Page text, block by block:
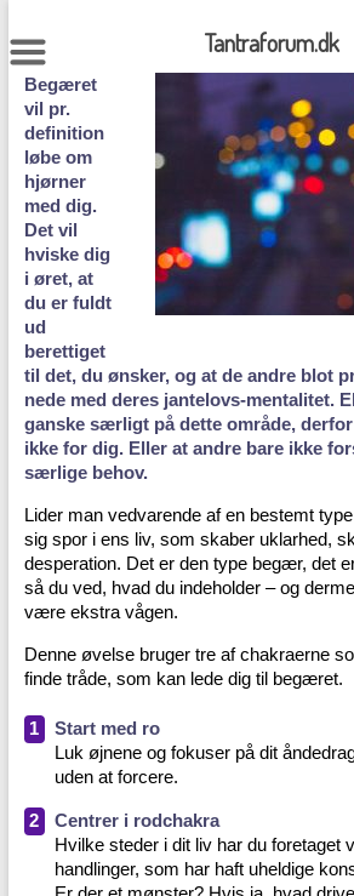
to
content
Begæret
vil pr.
definition
løbe om
hjørner
med dig.
Det vil
hviske dig
i øret, at
du er fuldt
ud
berettiget
til det, du ønsker, og at de andre blot
nede med deres jantelovs-mentalitet.
ganske særligt på dette område,
ikke for dig. Eller at andre bare ikke
særlige behov.
Lider man vedvarende af en bestemt
sig spor i ens liv, som skaber uklarhed,
desperation. Det er den type begær, det
så du ved, hvad du indeholder – og
være ekstra vågen.
Denne øvelse bruger tre af chakraerne
finde tråde, som kan lede dig til begæret.
1
Start med ro
Luk øjnene og fokuser på dit
uden at forcere.
2
Centrer i rodchakra
Hvilke steder i dit liv har du foretaget
handlinger, som har haft uheldige
Tantraforum.dk